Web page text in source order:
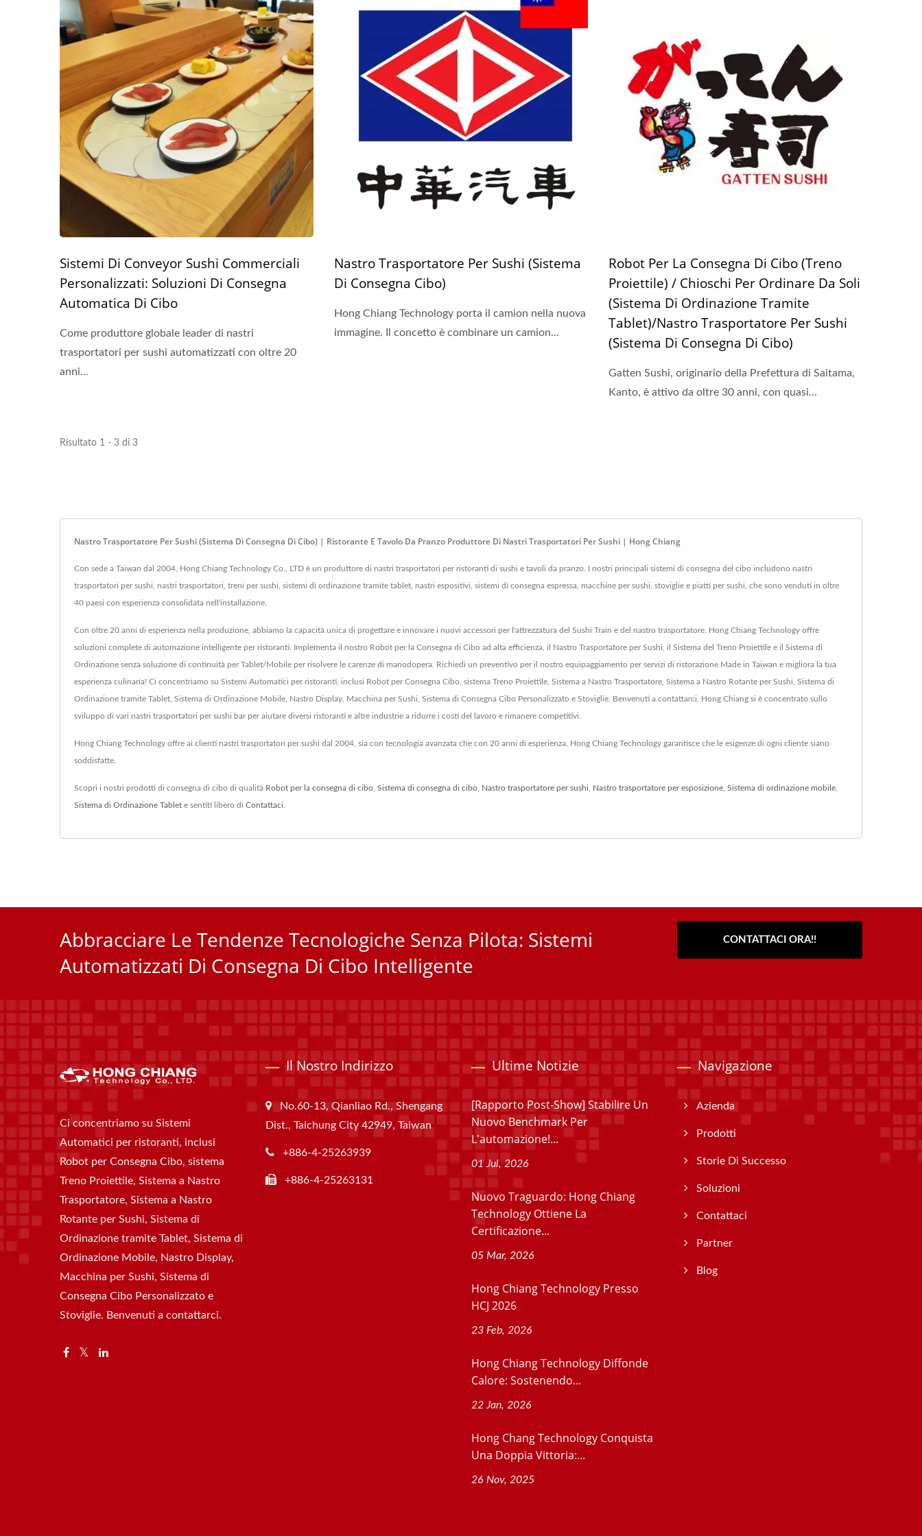
Sistemi Di Conveyor Sushi Commerciali
Personalizzati: Soluzioni Di Consegna
Automatica Di Cibo
Come produttore globale leader di nastri
trasportatori per sushi automatizzati con oltre 20
anni...
Nastro Trasportatore Per Sushi (Sistema
Di Consegna Cibo)
Hong Chiang Technology porta il camion nella nuova
immagine. Il concetto è combinare un camion...
Robot Per La Consegna Di Cibo (Treno
Proiettile) / Chioschi Per Ordinare Da Soli
(Sistema Di Ordinazione Tramite
Tablet)/Nastro Trasportatore Per Sushi
(Sistema Di Consegna Di Cibo)
Gatten Sushi, originario della Prefettura di Saitama,
Kanto, è attivo da oltre 30 anni, con quasi...
Risultato 1 - 3 di 3
Nastro Trasportatore Per Sushi (Sistema Di Consegna Di Cibo) | Ristorante E Tavolo Da Pranzo Produttore Di Nastri Trasportatori Per Sushi | Hong Chiang
Con sede a Taiwan dal 2004, Hong Chiang Technology Co., LTD è un produttore di nastri trasportatori per ristoranti di sushi e tavoli da pranzo. I nostri principali sistemi di consegna del cibo includono nastri
trasportatori per sushi, nastri trasportatori, treni per sushi, sistemi di ordinazione tramite tablet, nastri espositivi, sistemi di consegna espressa, macchine per sushi, stoviglie e piatti per sushi, che sono venduti in oltre
40 paesi con esperienza consolidata nell'installazione.
Con oltre 20 anni di esperienza nella produzione, abbiamo la capacità unica di progettare e innovare i nuovi accessori per l'attrezzatura del Sushi Train e del nastro trasportatore. Hong Chiang Technology offre
soluzioni complete di automazione intelligente per ristoranti. Implementa il nostro Robot per la Consegna di Cibo ad alta efficienza, il Nastro Trasportatore per Sushi, il Sistema del Treno Proiettile e il Sistema di
Ordinazione senza soluzione di continuità per Tablet/Mobile per risolvere le carenze di manodopera. Richiedi un preventivo per il nostro equipaggiamento per servizi di ristorazione Made in Taiwan e migliora la tua
esperienza culinaria! Ci concentriamo su Sistemi Automatici per ristoranti, inclusi Robot per Consegna Cibo, sistema Treno Proiettile, Sistema a Nastro Trasportatore, Sistema a Nastro Rotante per Sushi, Sistema di
Ordinazione tramite Tablet, Sistema di Ordinazione Mobile, Nastro Display, Macchina per Sushi, Sistema di Consegna Cibo Personalizzato e Stoviglie. Benvenuti a contattarci. Hong Chiang si è concentrato sullo
sviluppo di vari nastri trasportatori per sushi bar per aiutare diversi ristoranti e altre industrie a ridurre i costi del lavoro e rimanere competitivi.
Hong Chiang Technology offre ai clienti nastri trasportatori per sushi dal 2004, sia con tecnologia avanzata che con 20 anni di esperienza, Hong Chiang Technology garantisce che le esigenze di ogni cliente siano
soddisfatte.
Scopri i nostri prodotti di consegna di cibo di qualità Robot per la consegna di cibo Sistema di consegna di cibo Nastro trasportatore per sushi Nastro trasportatore per esposizione Sistema di ordinazione mobile
Sistema di Ordinazione Tablet e sentiti libero di Contattaci
Abbracciare Le Tendenze Tecnologiche Senza Pilota: Sistemi
Automatizzati Di Consegna Di Cibo Intelligente
CONTATTACI ORA!!
Ci concentriamo su Sistemi
Automatici per ristoranti, inclusi
Robot per Consegna Cibo, sistema
Treno Proiettile, Sistema a Nastro
Trasportatore, Sistema a Nastro
Rotante per Sushi, Sistema di
Ordinazione tramite Tablet, Sistema di
Ordinazione Mobile, Nastro Display,
Macchina per Sushi, Sistema di
Consegna Cibo Personalizzato e
Stoviglie. Benvenuti a contattarci.
Il Nostro Indirizzo
No.60-13, Qianliao Rd., Shengang
Dist., Taichung City 42949, Taiwan
+886-4-25263939
+886-4-25263131
Ultime Notizie
[Rapporto Post-Show] Stabilire Un
Nuovo Benchmark Per
L'automazione!...
01 Jul, 2026
Nuovo Traguardo: Hong Chiang
Technology Ottiene La
Certificazione...
05 Mar, 2026
Hong Chiang Technology Presso
HCJ 2026
23 Feb, 2026
Hong Chiang Technology Diffonde
Calore: Sostenendo...
22 Jan, 2026
Hong Chang Technology Conquista
Una Doppia Vittoria:...
26 Nov, 2025
Navigazione
Azienda
Prodotti
Storie Di Successo
Soluzioni
Contattaci
Partner
Blog